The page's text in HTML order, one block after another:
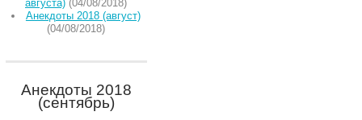
августа) (04/08/2018)
Анекдоты 2018 (август)
(04/08/2018)
Анекдоты 2018
(сентябрь)